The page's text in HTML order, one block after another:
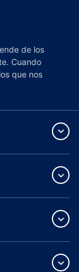
de los
Cuando
que nos